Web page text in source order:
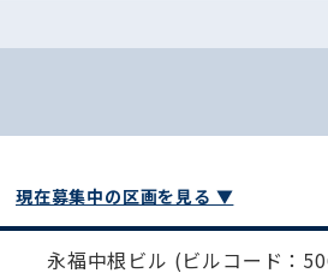
現在募集中の区画を見る ▼
永福中根ビル (ビルコード：